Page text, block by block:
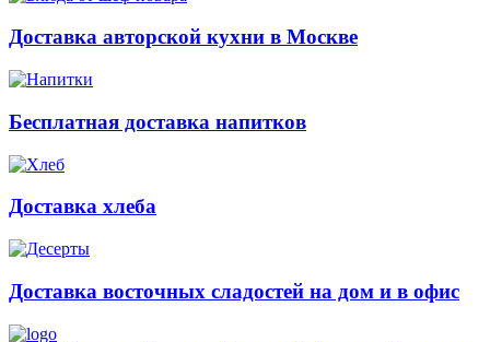
Доставка авторской кухни в Москве
Бесплатная доставка напитков
Доставка хлеба
Доставка восточных сладостей на дом и в офис